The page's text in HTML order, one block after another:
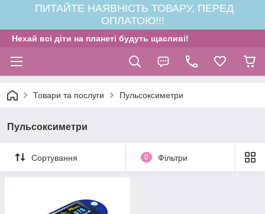
ПИТАЙТЕ НАЯВНІСТЬ ТОВАРУ, ПЕРЕД
ОПЛАТОЮ!!!
Нехай всі діти на планеті будуть щасливі!
Товари та послуги Пульсоксиметри
Пульсоксиметри
Сортування 0 Фільтри